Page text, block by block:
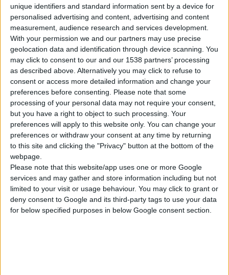
unique identifiers and standard information sent by a device for
personalised advertising and content, advertising and content
measurement, audience research and services development.
With your permission we and our partners may use precise
geolocation data and identification through device scanning. You
may click to consent to our and our 1538 partners’ processing
as described above. Alternatively you may click to refuse to
consent or access more detailed information and change your
preferences before consenting.
Please note that some
processing of your personal data may not require your consent,
but you have a right to object to such processing. Your
preferences will apply to this website only. You can change your
preferences or withdraw your consent at any time by returning
to this site and clicking the "Privacy" button at the bottom of the
webpage.
Please note that this website/app uses one or more Google
services and may gather and store information including but not
limited to your visit or usage behaviour. You may click to grant or
deny consent to Google and its third-party tags to use your data
for below specified purposes in below Google consent section.
Φ.Σ. Λάρισαςσυμμετέχει ενεργά σε διήμερη δράση του
Συλλόγου Διαβήτη της περιοχής για την ανάδειξη της σημασίας
της πρόληψης στην υγεία των πολιτών. Στο πλαίσιο της
δράσηςμε αφορμή τηνΠαγκόσμια Ημέρα Διαβήτη,στην
κεντρική πλατεία της πόλης, πραγματοποιούνται
μετρήσεις σακχάρου
με τη συνδρομή εθελοντών ιατρών,
εθελοντών του Ελληνικού Ερυθρού Σταυρού και με τη χρήση
αναλώσιμων, προσφορά των φαρμακοποιών.
«Οι φαρμακοποιοί
της Ελλάδας, έχοντας δημιουργήσει το πιο
πλήρες και προσβάσιμο δίκτυο φαρμακείων στον κόσμο,
επιτελούμε σημαντικό και μετρήσιμο έργο σε κάθε φάσμα που